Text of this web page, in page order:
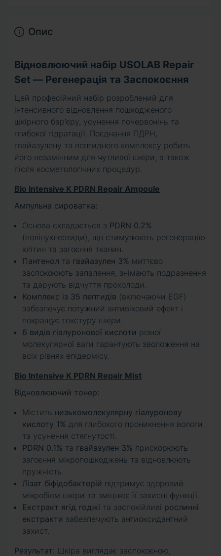
Опис
Відновлюючий набір USOLAB Repair
Set — Регенерація та Заспокоєння
Цей професійний набір розроблений для
інтенсивного відновлення пошкодженого
шкірного бар'єру, усунення почервонінь та
глибокої гідратації. Поєднання ПДРН,
гвайазулену та пептидного комплексу робить
його незамінним для чутливої шкіри, а також
після косметологічних процедур.
Bio Intensive K PDRN Repair Ampoule
Ампульна сироватка:
Основа складається з PDRN 0.2%
(полінуклеотиди), що стимулюють регенерацію
клітин та загоєння тканин.
Пантенол та гвайазулен 3% миттєво
заспокоюють запалення, знімають подразнення
та дарують відчуття прохолоди.
Комплекс із 35 пептидів (включаючи EGF)
забезпечує потужний антивіковий ефект і
покращує текстуру шкіри.
6 видів гіалуронової кислоти різної
молекулярної ваги гарантують зволоження на
всіх рівнях епідермісу.
Bio Intensive K PDRN Repair Mist
Відновлюючий тонер:
Містить низькомолекулярну гіалуронову
кислоту 1% для глибокого проникнення вологи
та усунення стягнутості.
PDRN 0.1% та гвайазулен 3% прискорюють
загоєння мікропошкоджень та відновлюють
пружність.
Лізат біфідобактерій підтримує здоровий
мікробіом шкіри та зміцнює її захисні функції.
Екстракт ягід годжі та заспокійливі рослинні
екстракти забезпечують антиоксидантний
захист.
Результат: Шкіра виглядає заспокоєною,